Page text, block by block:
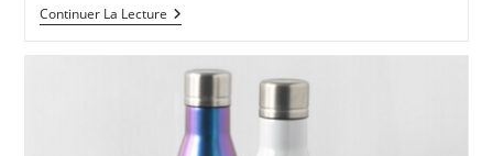
Continuer La Lecture